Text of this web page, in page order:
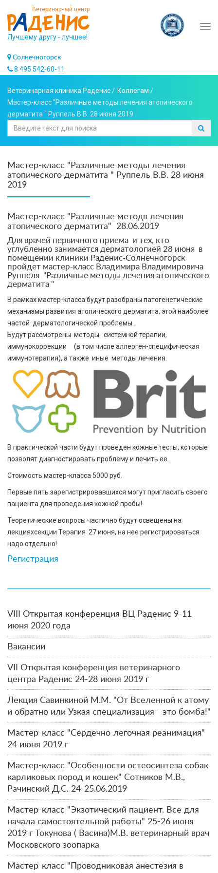
Ветеринарный центр
Лучшему другу - лучшее!
Солнечногорск
8 495 542-60-11
Ветеринарная клиника Раденис/ Коллегам /
Мастер-класс "Различные методы лечения атопического
дерматита " Руппель В.В. 28 июня 2019
Мастер-класс "Различные методы лечения
атопического дерматита " Руппель В.В. 28 июня
2019
Мастер-класс "Различные методв лечения
атопического дерматита" 28.06.2019
Для врачей первичного приема и тех, кто
углубленно занимается дерматологией 28 июня в
помещении клиники Раденис-Солнечногорск
пройдет мастер-класс Владимира Владимировича
Руппеля "Различные методы лечения атопического
дерматита "
В рамках мастер-класса будут разобраны патогенетические
механизмы развития атопического дерматита, этой наиболее
частой дерматологической проблемы..
Будут рассмотрены методы системной терапии,
иммунокоррекции (в том числе аллерген-специфическая
иммунотерапия), а также иные методы лечения.
В практической части будут проведен кожные тесты, которые
позволят диагностировать проблему и лечить ее.
Стоимость мастер-класса 5000 руб.
Первые пять зарегистрировавшихся могут пригласить своего
пациента для проведения кожной пробы!
Теоретические вопросы частично будут освещены на
лекцияхсекции Терапия 27 июня, на нее регистрироваться
надо отдельно!
Регистрация
VIII Открытая конференция ВЦ Раденис 9-11
июня 2020 года
Вакансии
VII Открытая конференция ветеринарного
центра Раденис 24-28 июня 2019 г
Лекция Савинкиной М.М. "От Вселенной к атому
и обратно или Узкая специализация - это бомба!"
Мастер-класс "Сердечно-легочная реанимация"
24 июня 2019 г
Мастер-класс "Особенности остеосинтеза собак
карликовых пород и кошек" Сотников М.В.,
Рачинский Д.С. 24-25.06.2019
Мастер-класс "Экзотический пациент. Все для
начала самостоятельной работы" 25-26 июня
2019 г Токунова ( Васина)М.В. ветеринарный врач
Московского зоопарка
Мастер-класс "Проводниковая анестезия в